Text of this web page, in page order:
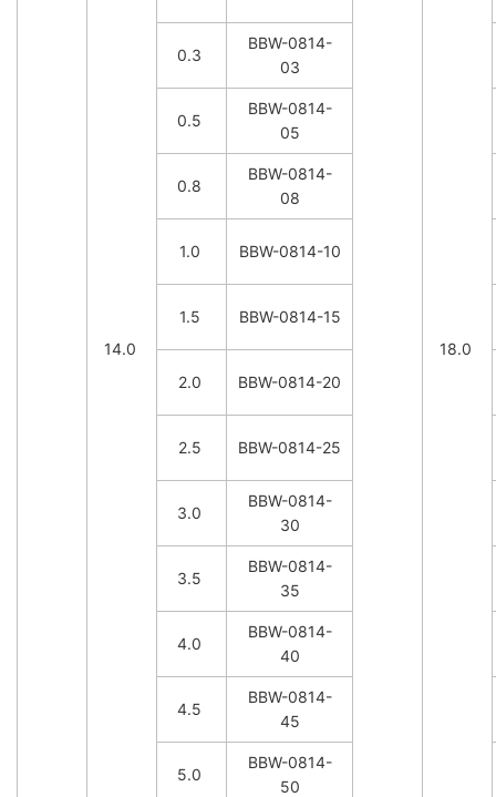
14.0 18.0
0.3
BBW-0814-
03
0.5
BBW-0814-
05
0.8
BBW-0814-
08
1.0 BBW-0814-10
1.5 BBW-0814-15
2.0 BBW-0814-20
2.5 BBW-0814-25
3.0
BBW-0814-
30
3.5
BBW-0814-
35
4.0
BBW-0814-
40
4.5
BBW-0814-
45
5.0
BBW-0814-
50